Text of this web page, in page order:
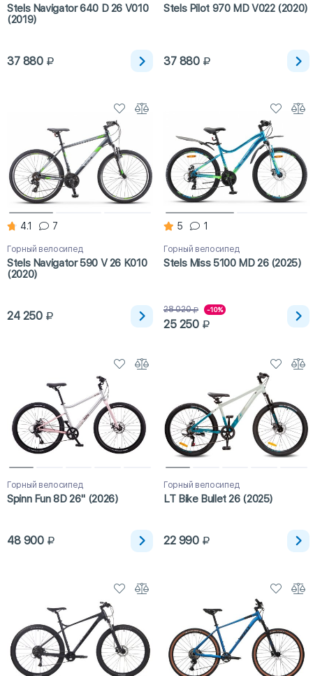
Stels Navigator 640 D 26 V010
(2019)
37 880
Stels Pilot 970 MD V022 (2020)
37 880
4.1 7
Горный велосипед
Stels Navigator 590 V 26 K010
(2020)
24 250
5 1
Горный велосипед
Stels Miss 5100 MD 26 (2025)
28 020 -10%
25 250
Горный велосипед
Spinn Fun 8D 26" (2026)
48 900
Горный велосипед
LT Bike Bullet 26 (2025)
22 990